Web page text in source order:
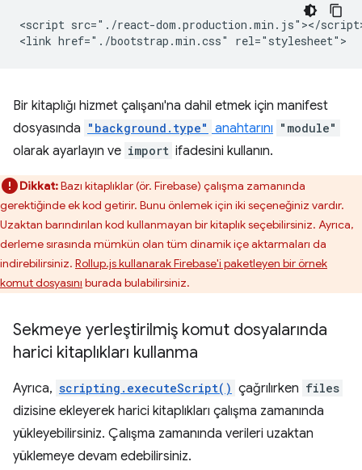
<script src="./react-dom.production.min.js"></
Bir kitaplığı hizmet çalışanı'na dahil etmek için manifest
dosyasında "background.type" anahtarını "module"
olarak ayarlayın ve import ifadesini kullanın.
Dikkat:Bazı kitaplıklar (ör. Firebase) çalışma zamanında
gerektiğinde ek kod getirir. Bunu önlemek için iki seçeneğiniz vardır.
Uzaktan barındırılan kod kullanmayan bir kitaplık seçebilirsiniz. Ayrıca,
derleme sırasında mümkün olan tüm dinamik içe aktarmaları da
indirebilirsiniz. Rollup.js kullanarak Firebase'i paketleyen bir örnek
komut dosyasını burada bulabilirsiniz.
Sekmeye yerleştirilmiş komut dosyalarında
harici kitaplıkları kullanma
Ayrıca, scripting.executeScript() çağrılırken files
dizisine ekleyerek harici kitaplıkları çalışma zamanında
yükleyebilirsiniz. Çalışma zamanında verileri uzaktan
yüklemeye devam edebilirsiniz.